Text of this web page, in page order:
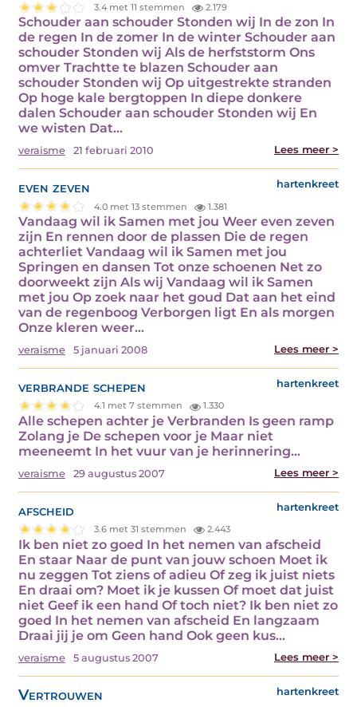
3.4 met 11 stemmen 2.179
Schouder aan schouder Stonden wij In de zon In
de regen In de zomer In de winter Schouder aan
schouder Stonden wij Als de herfststorm Ons
omver Trachtte te blazen Schouder aan
schouder Stonden wij Op uitgestrekte stranden
Op hoge kale bergtoppen In diepe donkere
dalen Schouder aan schouder Stonden wij En
we wisten Dat…
veraisme 21 februari 2010 Lees meer >
even zeven hartenkreet
4.0 met 13 stemmen 1.381
Vandaag wil ik Samen met jou Weer even zeven
zijn En rennen door de plassen Die de regen
achterliet Vandaag wil ik Samen met jou
Springen en dansen Tot onze schoenen Net zo
doorweekt zijn Als wij Vandaag wil ik Samen
met jou Op zoek naar het goud Dat aan het eind
van de regenboog Verborgen ligt En als morgen
Onze kleren weer…
veraisme 5 januari 2008 Lees meer >
verbrande schepen hartenkreet
4.1 met 7 stemmen 1.330
Alle schepen achter je Verbranden Is geen ramp
Zolang je De schepen voor je Maar niet
meeneemt In het vuur van je herinnering…
veraisme 29 augustus 2007 Lees meer >
afscheid hartenkreet
3.6 met 31 stemmen 2.443
Ik ben niet zo goed In het nemen van afscheid
En staar Naar de punt van jouw schoen Moet ik
nu zeggen Tot ziens of adieu Of zeg ik juist niets
En draai om? Moet ik je kussen Of moet dat juist
niet Geef ik een hand Of toch niet? Ik ben niet zo
goed In het nemen van afscheid En langzaam
Draai jij je om Geen hand Ook geen kus…
veraisme 5 augustus 2007 Lees meer >
Vertrouwen hartenkreet